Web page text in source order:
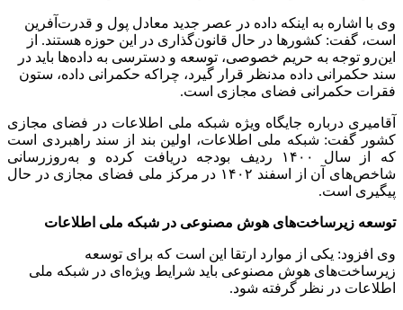
وی با اشاره به اینکه داده در عصر جدید معادل پول و قدرت‌آفرین
است، گفت: کشورها در حال قانون‌گذاری در این حوزه هستند. از
این‌رو توجه به حریم خصوصی، توسعه و دسترسی به داده‌ها باید در
سند حکمرانی داده مدنظر قرار گیرد، چراکه حکمرانی داده، ستون
فقرات حکمرانی فضای مجازی است.
آقامیری درباره جایگاه ویژه شبکه ملی اطلاعات در فضای مجازی
کشور گفت: شبکه ملی اطلاعات، اولین بند از سند راهبردی است
که از سال ۱۴۰۰ ردیف بودجه دریافت کرده و به‌روزرسانی
شاخص‌های آن از اسفند ۱۴۰۲ در مرکز ملی فضای مجازی در حال
پیگیری است.
توسعه زیرساخت‌های هوش مصنوعی در شبکه ملی اطلاعات
وی افزود: یکی از موارد ارتقا این است که برای توسعه
زیرساخت‌های هوش مصنوعی باید شرایط ویژه‌ای در شبکه ملی
اطلاعات در نظر گرفته شود.